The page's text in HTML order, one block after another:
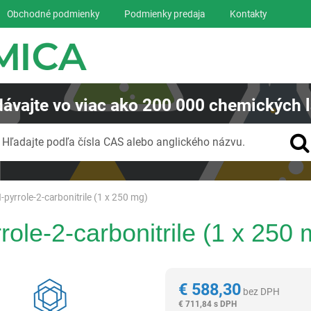
pyrrole-2-carbonitrile (1 x 250 mg)
2-carbonitrile (1 x 250
€588,30 bez DPH
€ 711,84 s DPH
Obchodné podmienky Podmienky predaja Kontakty
vo viac ako200 000 chemických
Hľadajte podľa čísla CAS alebo anglického názvu.